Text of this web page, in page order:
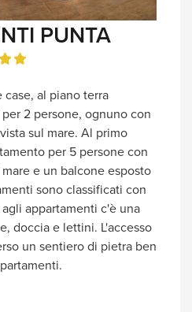
PUNTA
al piano terra
2 persone, ognuno con
sul mare. Al primo
per 5 persone con
e un balcone esposto
sono classificati con
appartamenti c'è una
doccia e lettini. L'accesso
un sentiero di pietra ben